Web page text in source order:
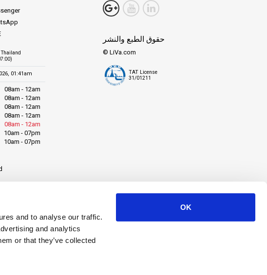
and to analyse our traffic.
and analytics
or that they’ve collected
OK
Thailand
01:41am
08am - 12am
08am - 12am
08am - 12am
08am - 12am
08am - 12am
10am - 07pm
10am - 07pm
حقوق الطبع والنشر
© LiVa.com
TAT License
31/01211